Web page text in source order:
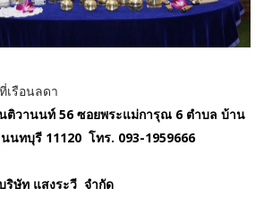
เรือนลดา
ติวานนท์ 56 ซอยพระแม่การุณ 6 ตำบล บ้าน
นนทบุรี 11120 โทร. 093-1959666
ริษัท แสงระวี จำกัด